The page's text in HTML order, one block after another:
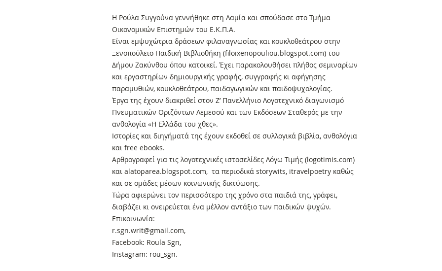
Η Ρούλα Συγγούνα γεννήθηκε στη Λαμία και σπούδασε στο Τμήμα
Οικονομικών Επιστημών του Ε.Κ.Π.Α.
Είναι εμψυχώτρια δράσεων φιλαναγνωσίας και κουκλοθεάτρου στην
Ξενοπούλειο Παιδική Βιβλιοθήκη (filoixenopouliou.blogspot.com) του
Δήμου Ζακύνθου όπου κατοικεί. Έχει παρακολουθήσει πλήθος σεμιναρίων
και εργαστηρίων δημιουργικής γραφής, συγγραφής κι αφήγησης
παραμυθιών, κουκλοθεάτρου, παιδαγωγικών και παιδοψυχολογίας.
Έργα της έχουν διακριθεί στον Ζ’ Πανελλήνιο Λογοτεχνικό διαγωνισμό
Πνευματικών Οριζόντων Λεμεσού και των Εκδόσεων Σταθερός με την
ανθολογία «Η Ελλάδα του χθες».
Ιστορίες και διηγήματά της έχουν εκδοθεί σε συλλογικά βιβλία, ανθολόγια
και free ebooks.
Αρθρογραφεί για τις λογοτεχνικές ιστοσελίδες Λόγω Τιμής (logotimis.com)
και alatoparea.blogspot.com, τα περιοδικά storywits, itravelpoetry καθώς
και σε ομάδες μέσων κοινωνικής δικτύωσης.
Τώρα αφιερώνει τον περισσότερο της χρόνο στα παιδιά της, γράφει,
διαβάζει κι ονειρεύεται ένα μέλλον αντάξιο των παιδικών ψυχών.
Επικοινωνία:
r.sgn.writ@gmail.com,
Facebook: Roula Sgn,
Instagram: rou_sgn.